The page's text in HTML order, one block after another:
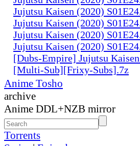
Jujutsu Kaisen (2020)
Jujutsu Kaisen (2020)
Jujutsu Kaisen (2020)
Jujutsu Kaisen (2020)
[Dubs-Empire] Jujutsu
[Multi-Sub][Frixy-Subs].7z
Anime Tosho
archive
Anime DDL+NZB mirror
Torrents